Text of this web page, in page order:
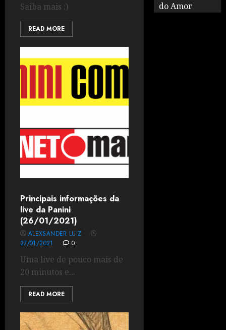
Saiba mais :)
READ MORE
Principais informações da
live da Panini
(26/01/2021)
ALEXSANDER LUIZ
27/01/2021
0
Uma live de pouco mais de
20 minutos e...
READ MORE
do Amor